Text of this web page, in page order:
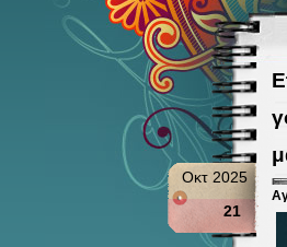
Οκτ 2025
21